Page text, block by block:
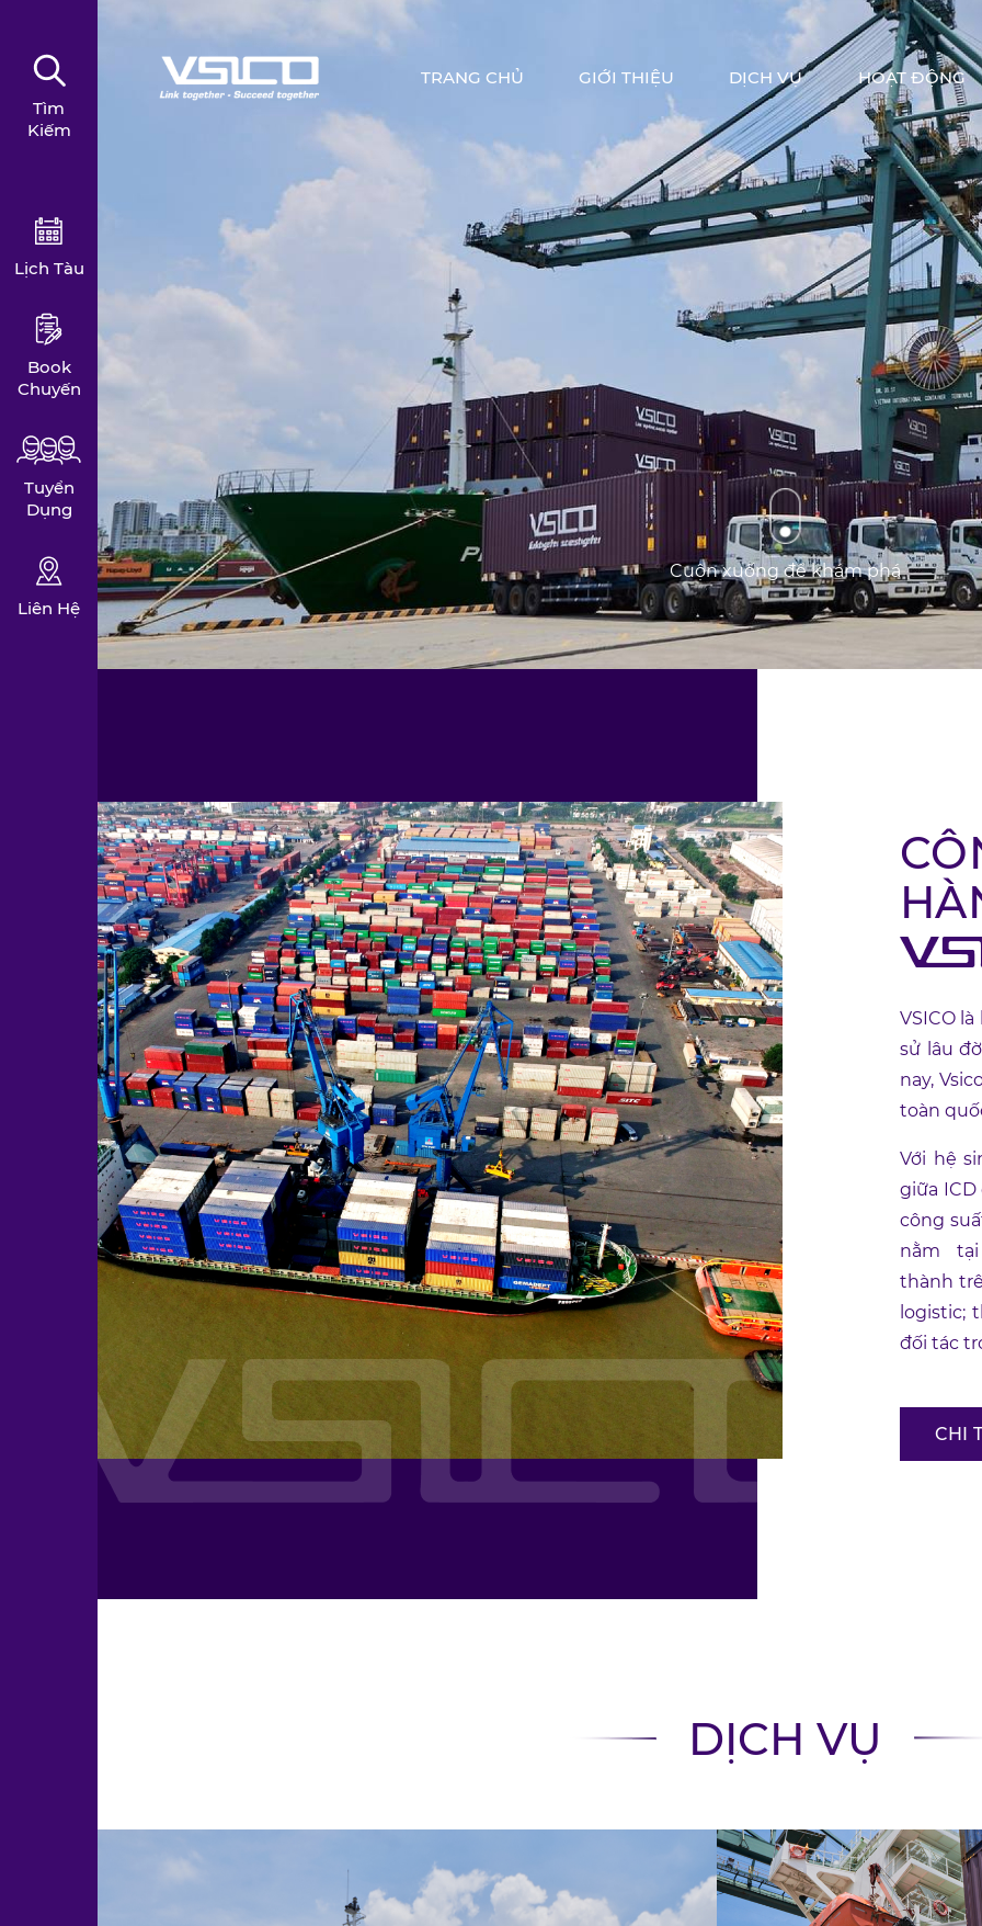
TRANG CHỦ GIỚI THIỆU DỊCH VỤ HOẠT ĐỘNG
Tìm
Kiếm
Lịch Tàu
Book
Chuyến
Tuyển
Dụng
Liên Hệ
Cuộn xuống để khám phá
VSICO
sử lâu
nay,
toàn
Với hệ
giữa ICD
công
nằm tại
thành
logistic;
đối tác
CHI
DỊCH VỤ